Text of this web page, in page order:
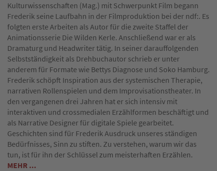
Kulturwissenschaften (Mag.) mit Schwerpunkt Film begann
Frederik seine Laufbahn in der Filmproduktion bei der ndf:. Es
folgten erste Arbeiten als Autor für die zweite Staffel der
Animationsserie Die Wilden Kerle. Anschließend war er als
Dramaturg und Headwriter tätig. In seiner darauffolgenden
Selbstständigkeit als Drehbuchautor schrieb er unter
anderem für Formate wie Bettys Diagnose und Soko Hamburg.
Frederik schöpft Inspiration aus der systemischen Therapie,
narrativen Rollenspielen und dem Improvisationstheater. In
den vergangenen drei Jahren hat er sich intensiv mit
interaktiven und crossmedialen Erzählformen beschäftigt und
als Narrative Designer für digitale Spiele gearbeitet.
Geschichten sind für Frederik Ausdruck unseres ständigen
Bedürfnisses, Sinn zu stiften. Zu verstehen, warum wir das
tun, ist für ihn der Schlüssel zum meisterhaften Erzählen.
MEHR ...